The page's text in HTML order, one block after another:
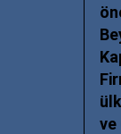
ve